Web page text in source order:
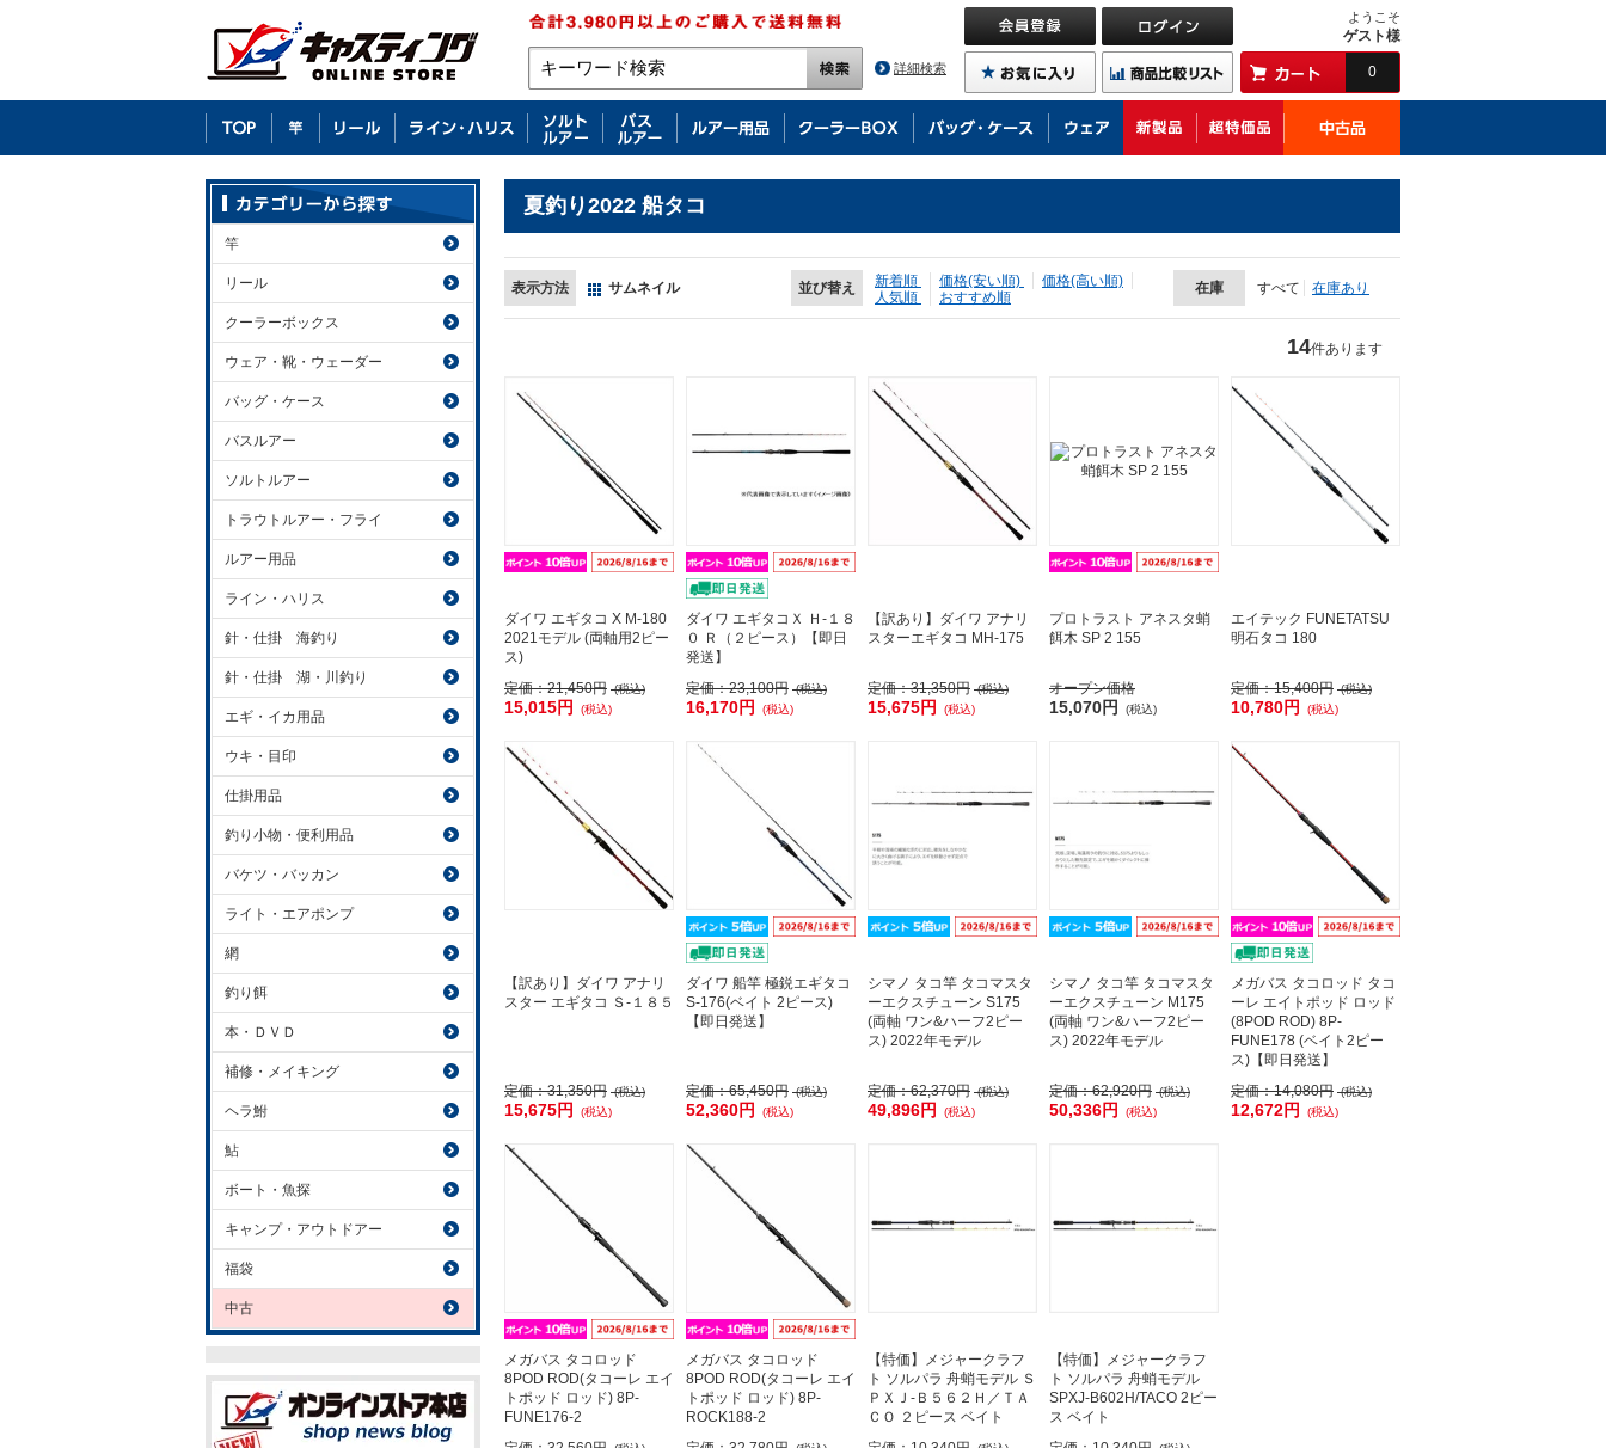
詳細検索
ようこそ
ゲスト様
0
夏釣り2022 船タコ
表示方法 サムネイル 並び替え 新着順 価格(安い順)
価格(高い順)
人気順
おすすめ順
在庫 すべて 在庫あり
14件あります
ダイワ エギタコ X M-180
2021モデル (両軸用2ピー
ス)
定価：21,450円 (税込)
15,015円 (税込)
ダイワ エギタコＸ Ｈ-１８
０ Ｒ（２ピース）【即日
発送】
定価：23,100円 (税込)
16,170円 (税込)
【訳あり】ダイワ アナリ
スターエギタコ MH-175
定価：31,350円 (税込)
15,675円 (税込)
プロトラスト アネスタ蛸
餌木 SP 2 155
オープン価格
15,070円 (税込)
エイテック FUNETATSU
明石タコ 180
定価：15,400円 (税込)
10,780円 (税込)
【訳あり】ダイワ アナリ
スター エギタコ Ｓ-１８５
定価：31,350円 (税込)
15,675円 (税込)
ダイワ 船竿 極鋭エギタコ
S-176(ベイト 2ピース)
【即日発送】
定価：65,450円 (税込)
52,360円 (税込)
シマノ タコ竿 タコマスタ
ーエクスチューン S175
(両軸 ワン&ハーフ2ピー
ス) 2022年モデル
定価：62,370円 (税込)
49,896円 (税込)
シマノ タコ竿 タコマスタ
ーエクスチューン M175
(両軸 ワン&ハーフ2ピー
ス) 2022年モデル
定価：62,920円 (税込)
50,336円 (税込)
メガバス タコロッド タコ
ーレ エイトポッド ロッド
(8POD ROD) 8P-
FUNE178 (ベイト2ピー
ス)【即日発送】
定価：14,080円 (税込)
12,672円 (税込)
メガバス タコロッド
8POD ROD(タコーレ エイ
トポッド ロッド) 8P-
FUNE176-2
メガバス タコロッド
8POD ROD(タコーレ エイ
トポッド ロッド) 8P-
ROCK188-2
【特価】メジャークラフ
ト ソルパラ 舟蛸モデル Ｓ
ＰＸＪ-Ｂ５６２Ｈ／ＴＡ
ＣＯ ２ピース ベイト
【特価】メジャークラフ
ト ソルパラ 舟蛸モデル
SPXJ-B602H/TACO 2ピー
ス ベイト
竿
リール
クーラーボックス
ウェア・靴・ウェーダー
バッグ・ケース
バスルアー
ソルトルアー
トラウトルアー・フライ
ルアー用品
ライン・ハリス
針・仕掛 海釣り
針・仕掛 湖・川釣り
エギ・イカ用品
ウキ・目印
仕掛用品
釣り小物・便利用品
バケツ・バッカン
ライト・エアポンプ
網
釣り餌
本・ＤＶＤ
補修・メイキング
ヘラ鮒
鮎
ボート・魚探
キャンプ・アウトドアー
福袋
中古